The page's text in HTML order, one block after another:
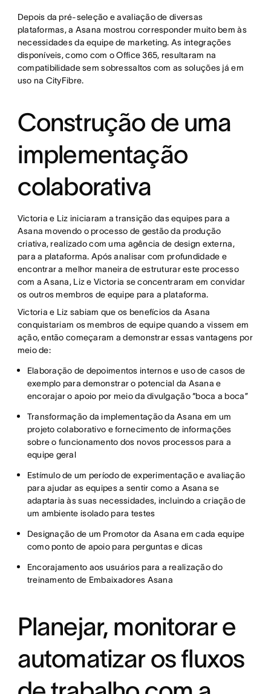
Depois da pré-seleção e avaliação de diversas
plataformas, a Asana mostrou corresponder muito bem às
necessidades da equipe de marketing. As integrações
disponíveis, como com o Office 365, resultaram na
compatibilidade sem sobressaltos com as soluções já em
uso na CityFibre.
Construção de uma
implementação
colaborativa
Victoria e Liz iniciaram a transição das equipes para a
Asana movendo o processo de gestão da produção
criativa, realizado com uma agência de design externa,
para a plataforma. Após analisar com profundidade e
encontrar a melhor maneira de estruturar este processo
com a Asana, Liz e Victoria se concentraram em convidar
os outros membros de equipe para a plataforma.
Victoria e Liz sabiam que os benefícios da Asana
conquistariam os membros de equipe quando a vissem em
ação, então começaram a demonstrar essas vantagens por
meio de:
Elaboração de depoimentos internos e uso de casos de
exemplo para demonstrar o potencial da Asana e
encorajar o apoio por meio da divulgação “boca a boca”
Transformação da implementação da Asana em um
projeto colaborativo e fornecimento de informações
sobre o funcionamento dos novos processos para a
equipe geral
Estímulo de um período de experimentação e avaliação
para ajudar as equipes a sentir como a Asana se
adaptaria às suas necessidades, incluindo a criação de
um ambiente isolado para testes
Designação de um Promotor da Asana em cada equipe
como ponto de apoio para perguntas e dicas
Encorajamento aos usuários para a realização do
treinamento de Embaixadores Asana
Planejar, monitorar e
automatizar os fluxos